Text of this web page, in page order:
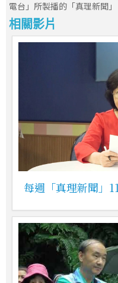
電台」所製播的「真理新聞」
相關影片
每週「真理新聞」